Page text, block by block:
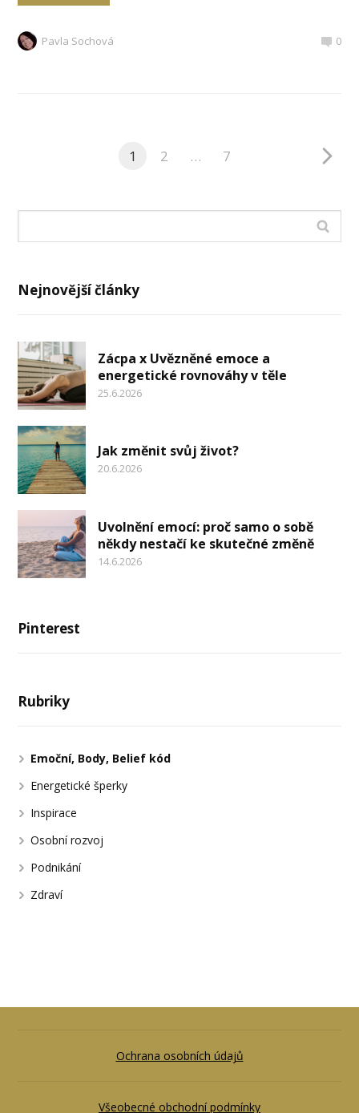
Pavla Sochová 0
1 2 … 7
Nejnovější články
Zácpa x Uvězněné emoce a
energetické rovnováhy v těle
25.6.2026
Jak změnit svůj život?
20.6.2026
Uvolnění emocí: proč samo o sobě
někdy nestačí ke skutečné změně
14.6.2026
Pinterest
Rubriky
Emoční, Body, Belief kód
Energetické šperky
Inspirace
Osobní rozvoj
Podnikání
Zdraví
Ochrana osobních údajů
Všeobecné obchodní podmínky